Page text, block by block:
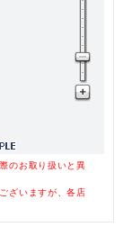
のお取り扱いと異
ざいますが、各店